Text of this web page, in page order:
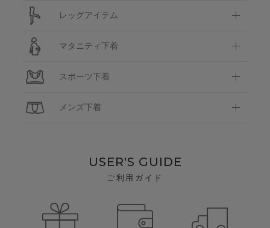
レッグアイテム
マタニティ下着
スポーツ下着
メンズ下着
USER'S GUIDE
ご利用ガイド